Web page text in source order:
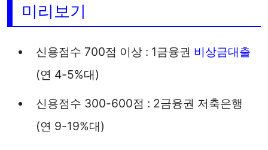
미리보기
신용점수 700점 이상 : 1금융권 비상금대출
(연 4-5%대)
신용점수 300-600점 : 2금융권 저축은행
(연 9-19%대)